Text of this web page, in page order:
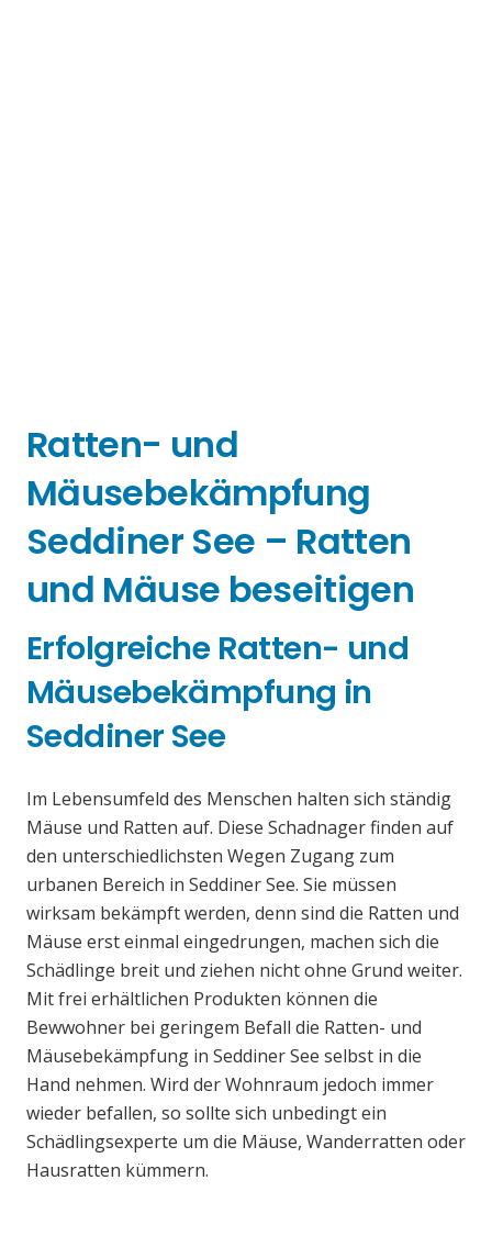
Ratten- und
Mäusebekämpfung
Seddiner See – Ratten
und Mäuse beseitigen
Erfolgreiche Ratten- und
Mäusebekämpfung in
Seddiner See
Im Lebensumfeld des Menschen halten sich ständig
Mäuse und Ratten auf. Diese Schadnager finden auf
den unterschiedlichsten Wegen Zugang zum
urbanen Bereich in Seddiner See. Sie müssen
wirksam bekämpft werden, denn sind die Ratten und
Mäuse erst einmal eingedrungen, machen sich die
Schädlinge breit und ziehen nicht ohne Grund weiter.
Mit frei erhältlichen Produkten können die
Bewwohner bei geringem Befall die Ratten- und
Mäusebekämpfung in Seddiner See selbst in die
Hand nehmen. Wird der Wohnraum jedoch immer
wieder befallen, so sollte sich unbedingt ein
Schädlingsexperte um die Mäuse, Wanderratten oder
Hausratten kümmern.